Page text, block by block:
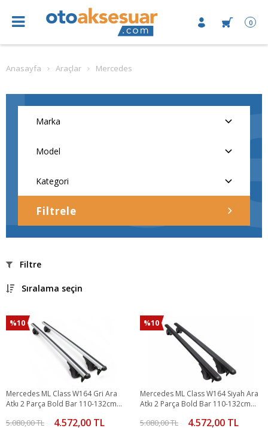
0
Anasayfa Araçlar Mercedes
Filtrele
Filtre
Sıralama seçin
%10
Mercedes ML Class W164 Gri Ara
Atkı 2 Parça Bold Bar 110-132cm
5.080,00 TL 4.572,00 TL
%10
Mercedes ML Class W164 Siyah Ara
Atkı 2 Parça Bold Bar 110-132cm
5.080,00 TL 4.572,00 TL